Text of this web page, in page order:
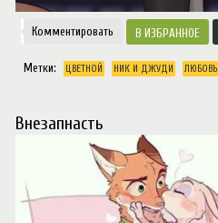
Комментировать ИЗБРАННОЕ
Метки: ЦВЕТНОЙ НИК И ДЖУДИ ЛЮБОВЬ
незапнасть